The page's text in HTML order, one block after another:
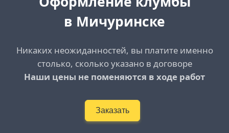
в Мичуринске
Никаких неожиданностей, вы платите именно
столько, сколько указано в договоре
Наши цены не поменяются в ходе работ
Заказать